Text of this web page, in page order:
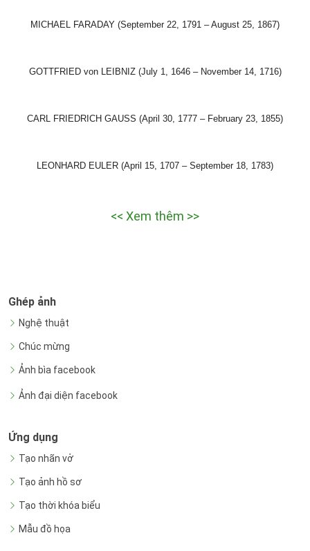
MICHAEL FARADAY (September 22, 1791 – August 25, 1867)
GOTTFRIED von LEIBNIZ (July 1, 1646 – November 14, 1716)
CARL FRIEDRICH GAUSS (April 30, 1777 – February 23, 1855)
LEONHARD EULER (April 15, 1707 – September 18, 1783)
<< Xem thêm >>
Ghép ảnh
Nghệ thuật
Chúc mừng
Ảnh bìa facebook
Ảnh đại diện facebook
Ứng dụng
Tạo nhãn vở
Tạo ảnh hồ sơ
Tạo thời khóa biểu
Mẫu đồ họa